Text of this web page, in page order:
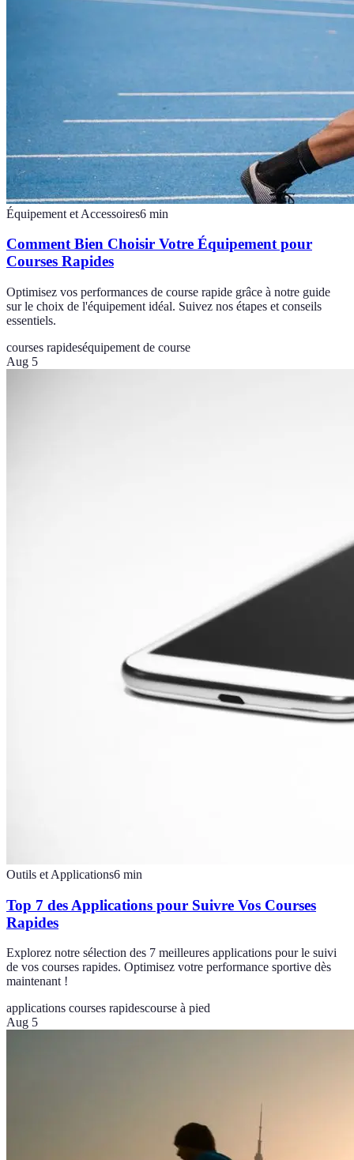
Équipement et Accessoires6 min
Comment Bien Choisir Votre Équipement pour
Courses Rapides
Optimisez vos performances de course rapide grâce à notre guide
sur le choix de l'équipement idéal. Suivez nos étapes et conseils
essentiels.
courses rapideséquipement de course
Aug 5
Outils et Applications6 min
Top 7 des Applications pour Suivre Vos Courses
Rapides
Explorez notre sélection des 7 meilleures applications pour le suivi
de vos courses rapides. Optimisez votre performance sportive dès
maintenant !
applications courses rapidescourse à pied
Aug 5